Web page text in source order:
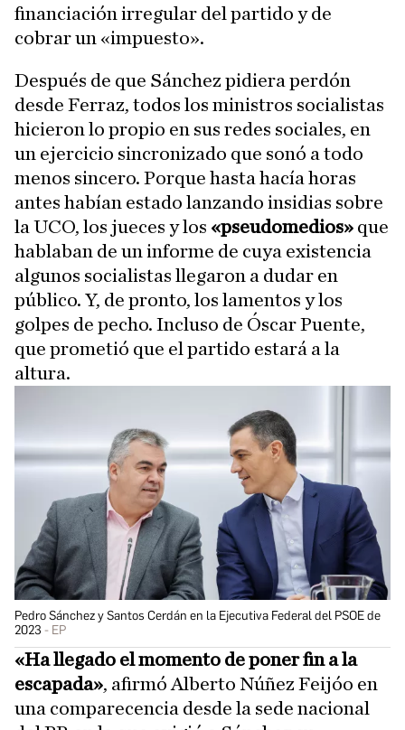
financiación irregular del partido y de
cobrar un «impuesto».
Después de que Sánchez pidiera perdón
desde Ferraz, todos los ministros socialistas
hicieron lo propio en sus redes sociales, en
un ejercicio sincronizado que sonó a todo
menos sincero. Porque hasta hacía horas
antes habían estado lanzando insidias sobre
la UCO, los jueces y los «pseudomedios» que
hablaban de un informe de cuya existencia
algunos socialistas llegaron a dudar en
público. Y, de pronto, los lamentos y los
golpes de pecho. Incluso de Óscar Puente,
que prometió que el partido estará a la
altura.
Pedro Sánchez y Santos Cerdán en la Ejecutiva Federal del PSOE de
2023
EP
«Ha llegado el momento de poner fin a la
escapada», afirmó Alberto Núñez Feijóo en
una comparecencia desde la sede nacional